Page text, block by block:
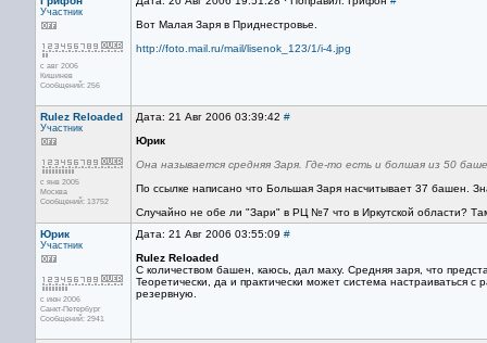
Участник
с авг 2006
Кишинев
Сообщений: 256
Вот Малая Заря в Приднестровье.
http://foto.mail.ru/mail/lisenok_123/1/i-4.jpg
Rulez Reloaded
Участник
с янв 2005
Москва
Сообщений: 13752
Дата: 21 Авг 2006 03:39:42 #
Юрик
Она называется средняя Заря. Где-то есть и болшая из 50
По ссылке написано что Большая Заря насчитывает 37 башен.
Случайно не обе ли "Зари" в РЦ №7 что в Иркутской области?
Юрик
Участник
с июн 2006
Санкт-Петербург
Сообщений: 2941
Дата: 21 Авг 2006 03:55:09 #
Rulez Reloaded
С количеством башен, каюсь, дал маху. Средняя заря, что
Теоретически, да и практически может система настраиваться
резервную.